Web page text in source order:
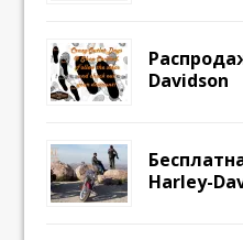
Davidson
Harley-